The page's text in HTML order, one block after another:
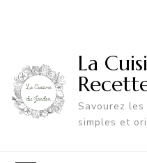
La
Savourez
simples et